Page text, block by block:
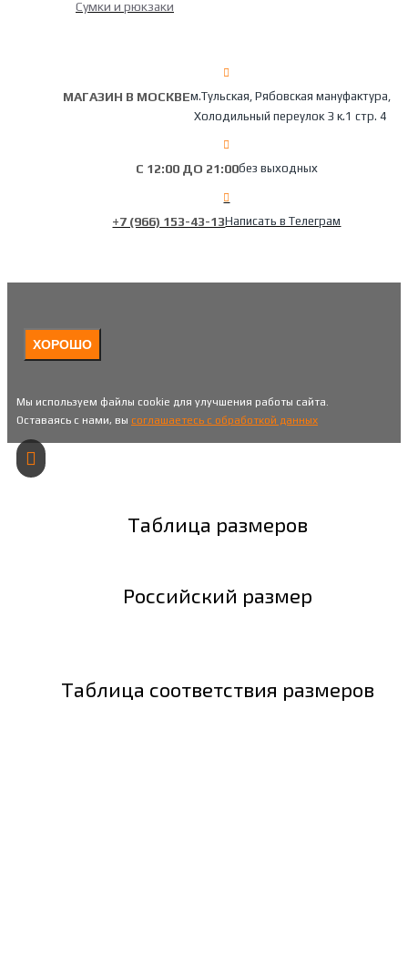
Сумки и рюкзаки
МАГАЗИН В МОСКВЕм.Тульская, Рябовская мануфактура,
Холодильный переулок 3 к.1 стр. 4
С 12:00 ДО 21:00без выходных
+7 (966) 153-43-13Написать в Телеграм
ХОРОШО
Мы используем файлы cookie для улучшения работы сайта.
Оставаясь с нами, вы соглашаетесь с обработкой данных
Таблица размеров
Российский размер
Таблица соответствия размеров